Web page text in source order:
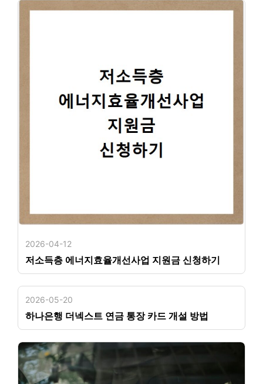
2026-04-12
저소득층 에너지효율개선사업 지원금 신청하기
2026-05-20
하나은행 더넥스트 연금 통장 카드 개설 방법